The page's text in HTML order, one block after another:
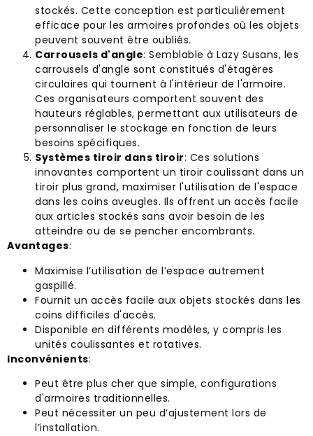
stockés. Cette conception est particulièrement
efficace pour les armoires profondes où les objets
peuvent souvent être oubliés.
Carrousels d'angle: Semblable à Lazy Susans, les
carrousels d'angle sont constitués d'étagères
circulaires qui tournent à l'intérieur de l'armoire.
Ces organisateurs comportent souvent des
hauteurs réglables, permettant aux utilisateurs de
personnaliser le stockage en fonction de leurs
besoins spécifiques.
Systèmes tiroir dans tiroir: Ces solutions
innovantes comportent un tiroir coulissant dans un
tiroir plus grand, maximiser l'utilisation de l'espace
dans les coins aveugles. Ils offrent un accès facile
aux articles stockés sans avoir besoin de les
atteindre ou de se pencher encombrants.
Avantages:
Maximise l’utilisation de l’espace autrement
gaspillé.
Fournit un accès facile aux objets stockés dans les
coins difficiles d'accès.
Disponible en différents modèles, y compris les
unités coulissantes et rotatives.
Inconvénients:
Peut être plus cher que simple, configurations
d'armoires traditionnelles.
Peut nécessiter un peu d’ajustement lors de
l’installation.